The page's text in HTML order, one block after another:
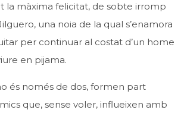
la màxima felicitat, de sobte irromp
, una noia de la qual s’enamora
per continuar al costat d’un home
en pijama.
és només de dos, formen part
que, sense voler, influeixen amb